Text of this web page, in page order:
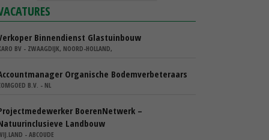
Binnendienst Glastuinbouw
BV - ZWAAGDIJK, NOORD-HOLLAND,
Organische Bodemverbeteraars
B.V. - NL
BoerenNetwerk –
Landbouw
- ABCOUDE